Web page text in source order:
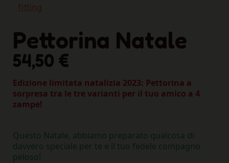
fitting
Pettorina Natale
54,50 €
Edizione limitata natalizia 2023: Pettorina a
sorpresa tra le tre varianti per il tuo amico a 4
zampe!
Questo Natale, abbiamo preparato qualcosa di
davvero speciale per te e il tuo fedele compagno
peloso!